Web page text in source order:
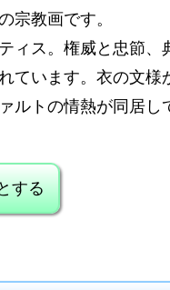
宗教画です。
ィス。権威と忠節
ています。衣の文様
ルトの情熱が同居し
する